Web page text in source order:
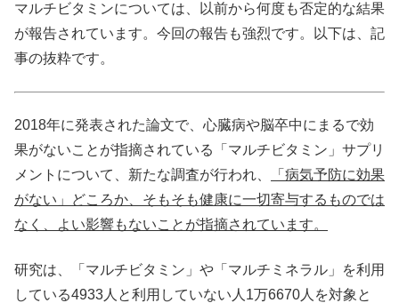
マルチビタミンについては、以前から何度も否定的な結果
が報告されています。今回の報告も強烈です。以下は、記
事の抜粋です。
2018年に発表された論文で、心臓病や脳卒中にまるで効
果がないことが指摘されている「マルチビタミン」サプリ
メントについて、新たな調査が行われ、
「病気予防に効果
がない」どころか、そもそも健康に一切寄与するものでは
なく、よい影響もないことが指摘されています。
研究は、「マルチビタミン」や「マルチミネラル」を利用
している4933人と利用していない人1万6670人を対象と